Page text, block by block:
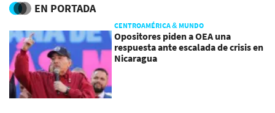
EN PORTADA
CENTROAMÉRICA & MUNDO
Opositores piden a OEA una
respuesta ante escalada de crisis en
Nicaragua